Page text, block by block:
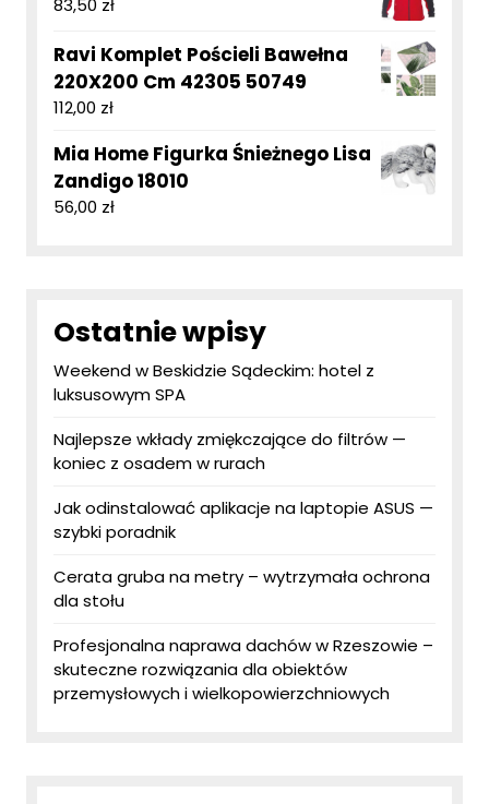
Ravi Komplet Pościeli Bawełna
220X200 Cm 42305 50749
112,00 zł
Mia Home Figurka Śnieżnego Lisa
Zandigo 18010
56,00 zł
Ostatnie wpisy
Weekend w Beskidzie Sądeckim: hotel z
luksusowym SPA
Najlepsze wkłady zmiękczające do filtrów —
koniec z osadem w rurach
Jak odinstalować aplikacje na laptopie ASUS —
szybki poradnik
Cerata gruba na metry – wytrzymała ochrona
dla stołu
Profesjonalna naprawa dachów w Rzeszowie –
skuteczne rozwiązania dla obiektów
przemysłowych i wielkopowierzchniowych